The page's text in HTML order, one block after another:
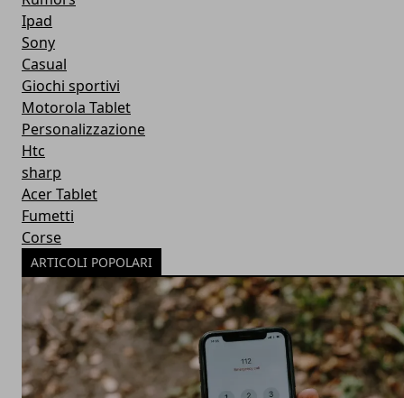
Ipad
Sony
Casual
Giochi sportivi
Motorola Tablet
Personalizzazione
Htc
sharp
Acer Tablet
Fumetti
Corse
ARTICOLI POPOLARI